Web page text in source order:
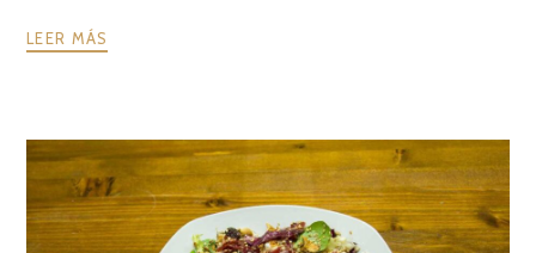
LEER MÁS